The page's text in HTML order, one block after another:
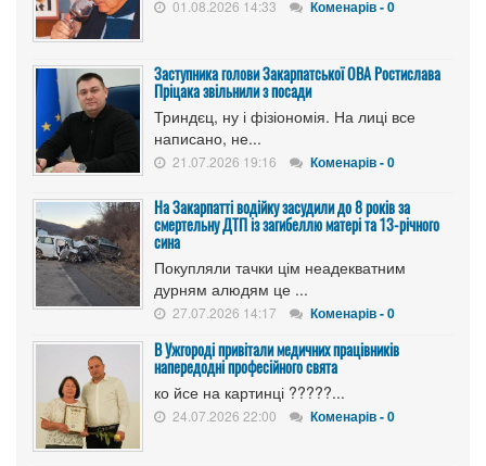
01.08.2026 14:33 Коменарів - 0
Заступника голови Закарпатської ОВА Ростислава
Пріцака звільнили з посади
Триндєц, ну і фізіономія. На лиці все
написано, не...
21.07.2026 19:16 Коменарів - 0
На Закарпатті водійку засудили до 8 років за
смертельну ДТП із загибеллю матері та 13-річного
сина
Покупляли тачки цім неадекватним
дурням алюдям це ...
27.07.2026 14:17 Коменарів - 0
В Ужгороді привітали медичних працівників
напередодні професійного свята
ко йсе на картинці ?????...
24.07.2026 22:00 Коменарів - 0